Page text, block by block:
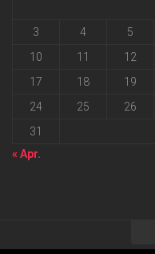
3
4 5
10
11 12
17
18 19
24
25 26
31
« Apr.